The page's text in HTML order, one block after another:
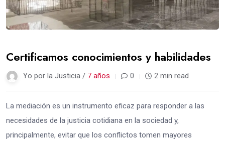
Certificamos conocimientos y habilidades
Yo por la Justicia / 7 años 0 2 min read
La mediación es un instrumento eficaz para responder a las
necesidades de la justicia cotidiana en la sociedad y,
principalmente, evitar que los conflictos tomen mayores